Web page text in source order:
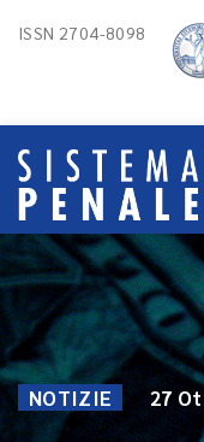
ISSN 2704-8098
NOTIZIE 27